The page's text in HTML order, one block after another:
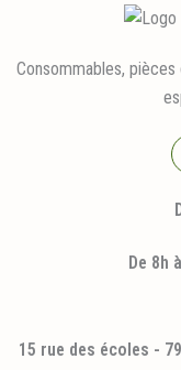
Consommables,
De 8h
15 rue des écoles -